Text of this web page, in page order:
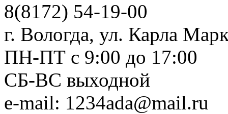
8(8172) 54-19-00
г. Вологда, ул. Карла
ПН-ПТ c 9:00 до 17:00
СБ-ВС выходной
e-mail: 1234ada@mail.ru